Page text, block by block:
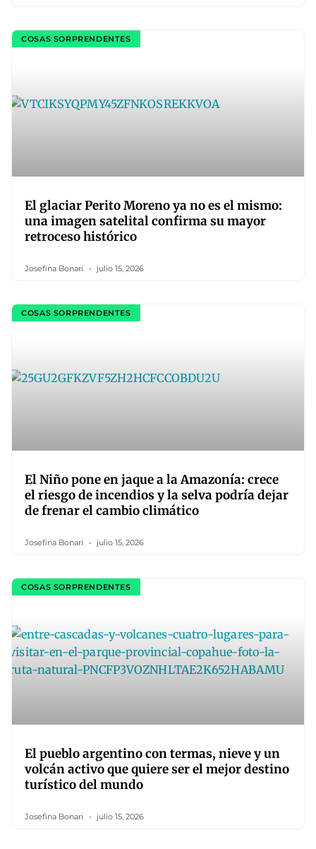
COSAS SORPRENDENTES
El glaciar Perito Moreno ya no es el mismo:
una imagen satelital confirma su mayor
retroceso histórico
Josefina Bonari julio 15, 2026
COSAS SORPRENDENTES
El Niño pone en jaque a la Amazonía: crece
el riesgo de incendios y la selva podría dejar
de frenar el cambio climático
Josefina Bonari julio 15, 2026
COSAS SORPRENDENTES
El pueblo argentino con termas, nieve y un
volcán activo que quiere ser el mejor destino
turístico del mundo
Josefina Bonari julio 15, 2026